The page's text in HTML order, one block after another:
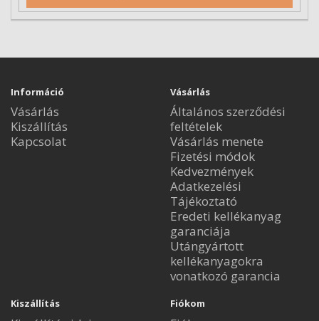
Információ
Vásárlás
Kiszállítás
Kapcsolat
Vásárlás
Általános szerződési
feltételek
Vásárlás menete
Fizetési módok
Kedvezmények
Adatkezelési
Tájékoztató
Eredeti kellékanyag
garanciája
Utángyártott
kellékanyagokra
vonatkozó garancia
Kiszállítás Fiókom